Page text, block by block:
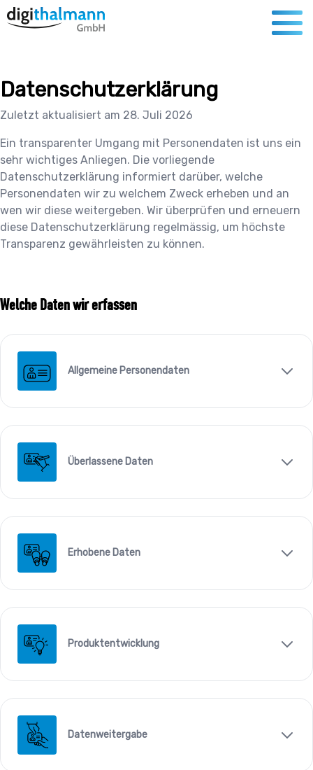
Datenschutzerklärung
Zuletzt aktualisiert am 28. Juli 2026
Ein transparenter Umgang mit Personendaten ist uns ein
sehr wichtiges Anliegen. Die vorliegende
Datenschutzerklärung informiert darüber, welche
Personendaten wir zu welchem Zweck erheben und an
wen wir diese weitergeben. Wir überprüfen und erneuern
diese Datenschutzerklärung regelmässig, um höchste
Transparenz gewährleisten zu können.
Welche Daten wir erfassen
Allgemeine Personendaten
Überlassene Daten
Erhobene Daten
Produktentwicklung
Datenweitergabe